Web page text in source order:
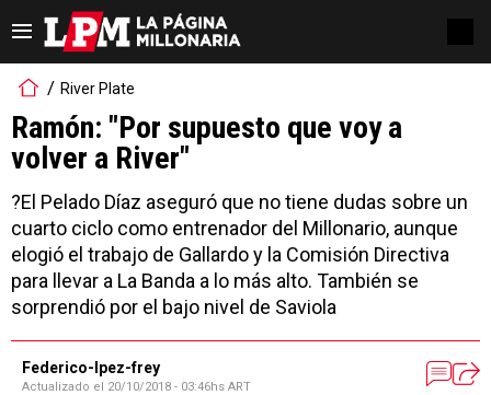
River Plate
Ramón: "Por supuesto que voy a
volver a River"
?El Pelado Díaz aseguró que no tiene dudas sobre un
cuarto ciclo como entrenador del Millonario, aunque
elogió el trabajo de Gallardo y la Comisión Directiva
para llevar a La Banda a lo más alto. También se
sorprendió por el bajo nivel de Saviola
Federico-lpez-frey
Actualizado el 20/10/2018 - 03:46hs ART